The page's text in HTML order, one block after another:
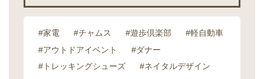
#家電 #チャムス #遊歩倶楽部
#軽自動車
#アウトドアイベント
#ダナー
#トレッキングシューズ
#ネイタルデザイン